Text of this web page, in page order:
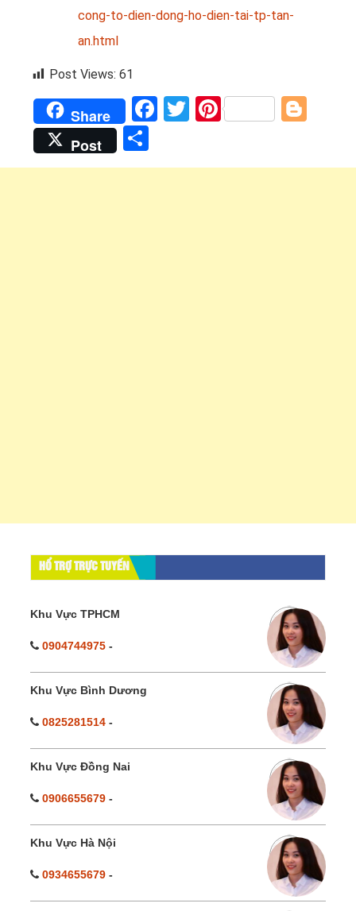
cong-to-dien-dong-ho-dien-tai-tp-tan-
an.html
Post Views: 61
Share Facebook
TwitterPinterest
Post
HỔ TRỢ TRỰC TUYẾN
Khu Vực TPHCM
0904744975 -
Khu Vực Bình Dương
0825281514 -
Khu Vực Đồng Nai
0906655679 -
Khu Vực Hà Nội
0934655679 -